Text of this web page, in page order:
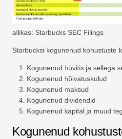
allikas: Starbucks SEC Filings
Starbucksi kogunenud kohustuste
Kogunenud hüvitis ja sellega
Kogunenud hõivatuskulud
Kogunenud maksud
Kogunenud dividendid
Kogunenud kapital ja muud
Kogunenud